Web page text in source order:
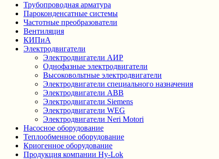
Трубопроводная арматура
Пароконденсатные системы
Частотные преобразователи
Вентиляция
КИПиА
Электродвигатели
Электродвигатели АИР
Однофазные электродвигатели
Высоковольтные электродвигатели
Электродвигатели специального назначения
Электродвигатели ABB
Электродвигатели Siemens
Электродвигатели WEG
Электродвигатели Neri Motori
Насосное оборудование
Теплообменное оборудование
Криогенное оборудование
Продукция компании Hy-Lok